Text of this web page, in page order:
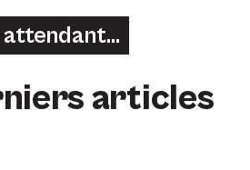
attendant…
articles